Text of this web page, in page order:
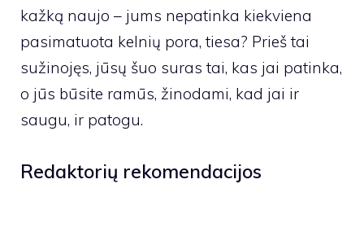
kažką naujo – jums nepatinka kiekviena
pasimatuota kelnių pora, tiesa? Prieš tai
sužinojęs, jūsų šuo suras tai, kas jai patinka,
o jūs būsite ramūs, žinodami, kad jai ir
saugu, ir patogu.
Redaktorių rekomendacijos